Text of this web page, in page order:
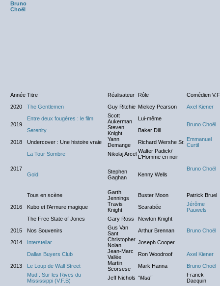
Bruno
Choël
Année Titre Réalisateur Rôle
Comédien V.F
2020
The Gentlemen Guy Ritchie Mickey Pearson Axel Kiener
2019
Entre deux fougères : le film
Scott
Aukerman
Lui-même
Bruno Choël
Serenity
Steven
Knight
Baker Dill
2018
Undercover : Une histoire vraie
Yann
Demange
Richard Wershe Sr. Emmanuel
Curtil
2017
La Tour Sombre Nikolaj Arcel Walter Padick/
L'Homme en noir
Bruno Choël
Gold
Stephen
Gaghan
Kenny Wells
2016
Tous en scène
Garth
Jennings
Buster Moon
Patrick Bruel
Kubo et l'Armure magique
Travis
Knight
Scarabée
Jérôme
Pauwels
The Free State of Jones
Gary Ross
Newton Knight
Bruno Choël
2015 Nos Souvenirs
Gus Van
Sant
Arthur Brennan
2014
Interstellar
Christopher
Nolan
Joseph Cooper
2013
Dallas Buyers Club
Jean-Marc
Vallée
Ron Woodroof
Axel Kiener
Le Loup de Wall Street
Martin
Scorsese
Mark Hanna
Bruno Choël
Mud : Sur les Rives du
Mississippi (V.F.B)
Jeff Nichols "Mud"
Franck
Dacquin